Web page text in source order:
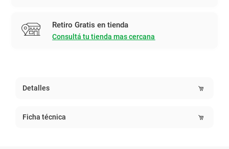
Retiro Gratis en tienda
Consultá tu tienda mas cercana
Detalles
Ficha técnica